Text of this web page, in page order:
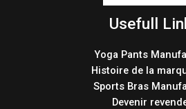
Usefull
Yoga Pants
Histoire de la
Sports Bras
Devenir